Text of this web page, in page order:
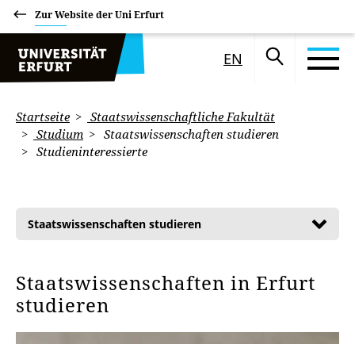
Zur Website der Uni Erfurt
EN
Startseite
Staatswissenschaftliche Fakultät
Studium
Staatswissenschaften studieren
Studieninteressierte
Staatswissenschaften studieren
Staatswissenschaften in Erfurt
studieren